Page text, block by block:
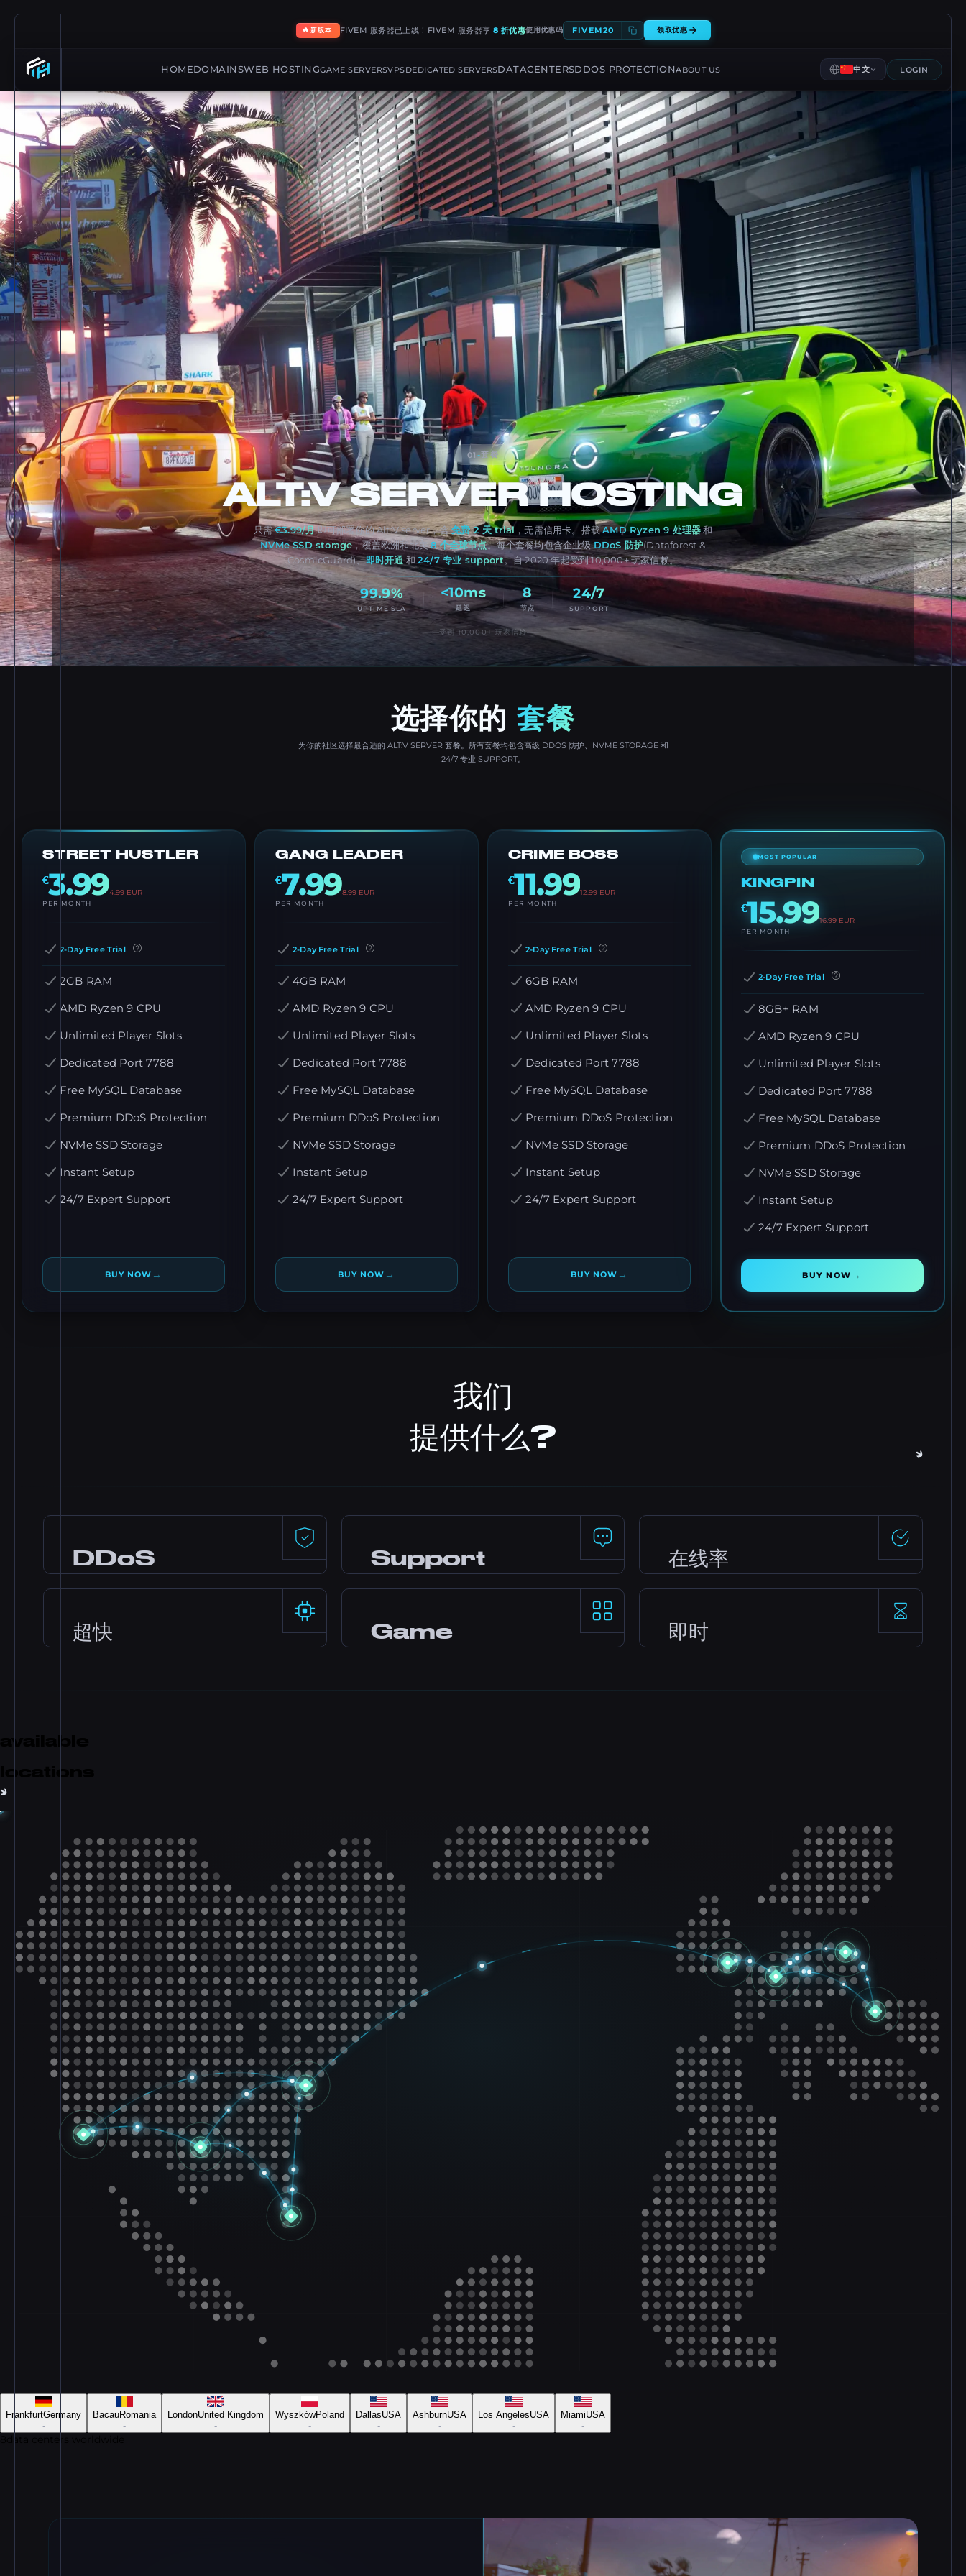
🔥 新版本 FIVEM 服务器已上线！FIVEM 服务器享 8 折优惠使用优惠码 FIVEM20 领取优惠
HOMEDOMAINSWEB HOSTINGGAME SERVERSVPSDEDICATED SERVERSDATACENTERSDDOS PROTECTIONABOUT US 中文 LOGIN
01-套餐
ALT:V SERVER HOSTING
只需€3.99/月即可部署你的 Alt:V server，含免费 2 天 trial ，无需信用卡。搭载AMD Ryzen 9 处理器和
NVMe SSD storage，覆盖欧洲和北美8 个全球节点。每个套餐均包含企业级DDoS 防护(Dataforest &
CosmicGuard)、即时开通和 24/7 专业 support。自 2020 年起受到 10,000+ 玩家信赖。
99.9%
UPTIME SLA
<10ms
延迟
8
节点
24/7
SUPPORT
受到 10,000+ 玩家信赖
选择你的 套餐
为你的社区选择最合适的 ALT:V SERVER 套餐。所有套餐均包含高级 DDOS 防护、NVME STORAGE 和
24/7 专业 SUPPORT。
STREET HUSTLER
€3.994.99EUR
PER MONTH
2-Day Free Trial
2GB RAM
AMD Ryzen 9 CPU
Unlimited Player Slots
Dedicated Port 7788
Free MySQL Database
Premium DDoS Protection
NVMe SSD Storage
Instant Setup
24/7 Expert Support
BUY NOW →
GANG LEADER
€7.998.99EUR
PER MONTH
2-Day Free Trial
4GB RAM
AMD Ryzen 9 CPU
Unlimited Player Slots
Dedicated Port 7788
Free MySQL Database
Premium DDoS Protection
NVMe SSD Storage
Instant Setup
24/7 Expert Support
BUY NOW →
CRIME BOSS
€11.9912.99EUR
PER MONTH
2-Day Free Trial
6GB RAM
AMD Ryzen 9 CPU
Unlimited Player Slots
Dedicated Port 7788
Free MySQL Database
Premium DDoS Protection
NVMe SSD Storage
Instant Setup
24/7 Expert Support
BUY NOW →
MOST POPULAR
KINGPIN
€15.9916.99EUR
PER MONTH
2-Day Free Trial
8GB+ RAM
AMD Ryzen 9 CPU
Unlimited Player Slots
Dedicated Port 7788
Free MySQL Database
Premium DDoS Protection
NVMe SSD Storage
Instant Setup
24/7 Expert Support
BUY NOW →
我们
提供什么?
DDoS
防护
护，配备 gaming 优化过滤器。即使遭受攻击，
你的 server 也能保持在线。
Support
24/7
live chat、Discord 和工单联系。大多数问题几
分钟内解答。
在线率
99.5%
证稳定可靠的运行。
超快
Game
Panel
即时
FrankfurtGermany
-
BacauRomania
-
LondonUnited Kingdom
-
WyszkówPoland
-
DallasUSA
-
AshburnUSA
-
Los AngelesUSA
-
MiamiUSA
-